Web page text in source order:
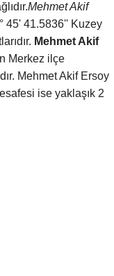
Mehmet Akif
45' 41.5836'' Kuzey
Mehmet Akif
Merkez ilçe
Mehmet Akif Ersoy
ise yaklaşık 2